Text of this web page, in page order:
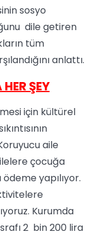
sosyo
dile getiren
tüm
anlattı.
ŞEY
için kültürel
aile
çocuğa
yapılıyor.
Kurumda
2 bin 200 lira